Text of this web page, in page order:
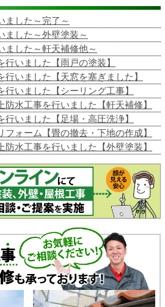
ました～完了～
ました～外壁塗装～
ました～軒天補修他～
いました【雨戸の塗装】
いました【天窓を塞ぎました】
いました【シーリング工事】
水工事を行いました【軒天補修】
いました【足場・高圧洗浄】
ォーム【畳の撤去・下地の作成】
水工事を行いました【外壁塗装】